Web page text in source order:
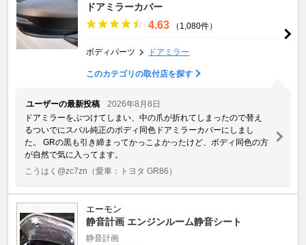
ドアミラーカバー
4.63 （1,080件）
ボディパーツ ドアミラー
このカテゴリの取付店を探す
ユーザーの最新投稿
2026年8月8日
ドアミラーをぶつけてしまい、中の爪が折れてしまったので替え
るついでにスバル純正のボディ同色ドアミラーカバーにしまし
た。 GRの黒も引き締まってかっこよかったけど、ボディ同色の方
が自然で気に入ってます。
こうはく@zc7zn （愛車：トヨタ GR86）
エーモン
静音計画 エンジンルーム静音シート
静音計画